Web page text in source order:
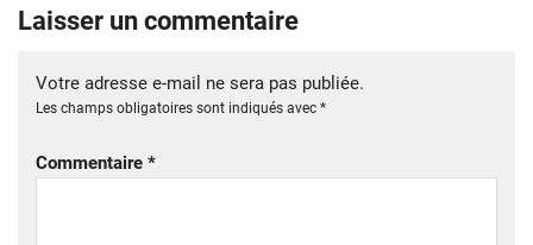
Laisser un commentaire
Votre adresse e-mail ne sera pas publiée.
Les champs obligatoires sont indiqués avec *
Commentaire *